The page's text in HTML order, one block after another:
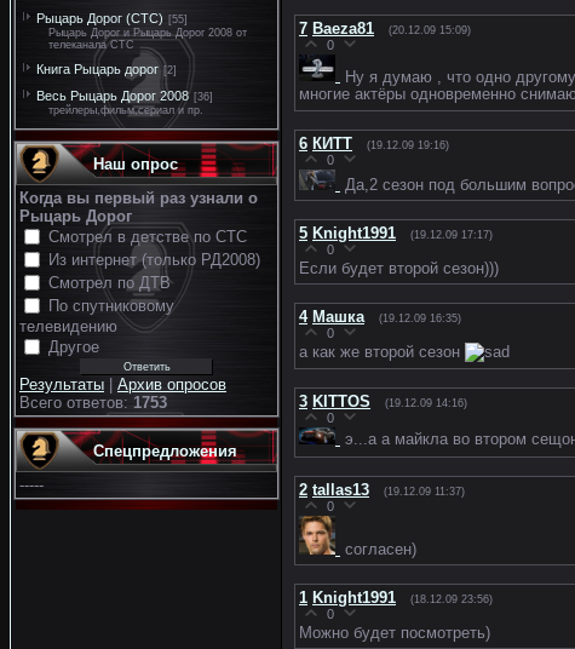
Рыцарь Дорог (СТС) [55]
Рыцарь Дорог и Рыцарь Дорог 2008 от
телеканала СТС
Книга Рыцарь дорог [2]
Весь Рыцарь Дорог 2008 [36]
трейлеры,фильм,сериал и пр.
Наш опрос
Когда вы первый раз узнали о
Рыцарь Дорог
Смотрел в детстве по СТС
Из интернет (только РД2008)
Смотрел по ДТВ
По спутниковому
телевидению
Другое
Результаты
Архив опросов
Всего ответов: 1753
Спецпредложения
-----
7 Baeza81 (20.12.09 15:09)
0
Ну я думаю , что одно
многие актёры одновременно
6 КИТТ (19.12.09 19:16)
0
Да,2 сезон под большим
5 Knight1991 (19.12.09 17:17)
0
Если будет второй сезон)))
4 Машка (19.12.09 16:35)
0
а как же второй сезон
3 KITTOS (19.12.09 14:16)
0
э...а а майкла во втором
2 tallas13 (19.12.09 11:37)
0
согласен)
1 Knight1991 (18.12.09 23:56)
0
Можно будет посмотреть)